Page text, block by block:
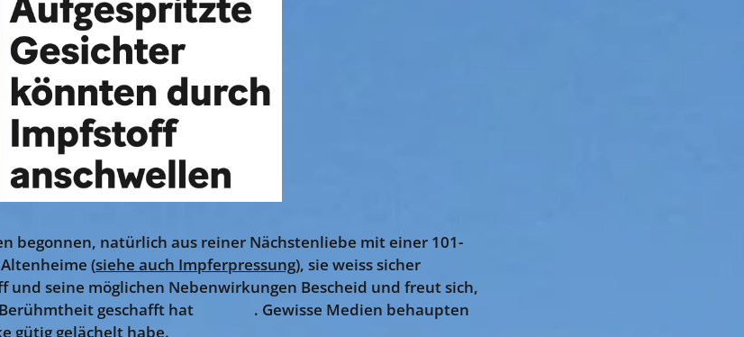
begonnen, natürlich aus reiner Nächstenliebe mit einer 101-
(siehe auch Impferpressung), sie weiss sicher
und seine möglichen Nebenwirkungen Bescheid und freut sich,
Berühmtheit geschafft hat 😎💝😥. Gewisse Medien behaupten
gütig gelächelt habe.